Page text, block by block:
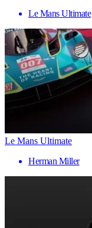
Le Mans Ultimate
Le Mans Ultimate
Herman Miller